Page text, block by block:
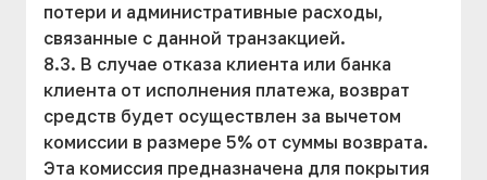
потери и административные расходы,
связанные с данной транзакцией.
8.3. В случае отказа клиента или банка
клиента от исполнения платежа, возврат
средств будет осуществлен за вычетом
комиссии в размере 5% от суммы возврата.
Эта комиссия предназначена для покрытия